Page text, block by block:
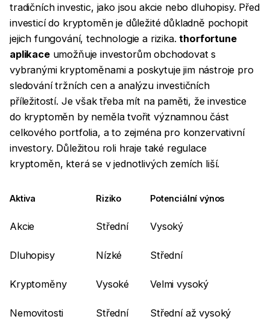
tradičních investic, jako jsou akcie nebo dluhopisy. Před
investicí do kryptoměn je důležité důkladně pochopit
jejich fungování, technologie a rizika.thorfortune
aplikaceumožňuje investorům obchodovat s
vybranými kryptoměnami a poskytuje jim nástroje pro
sledování tržních cen a analýzu investičních
příležitostí. Je však třeba mít na paměti, že investice
do kryptoměn by neměla tvořit významnou část
celkového portfolia, a to zejména pro konzervativní
investory. Důležitou roli hraje také regulace
kryptoměn, která se v jednotlivých zemích liší.
Aktiva Riziko Potenciální výnos
Akcie Střední Vysoký
Dluhopisy Nízké Střední
Kryptoměny Vysoké Velmi vysoký
Nemovitosti Střední Střední až vysoký